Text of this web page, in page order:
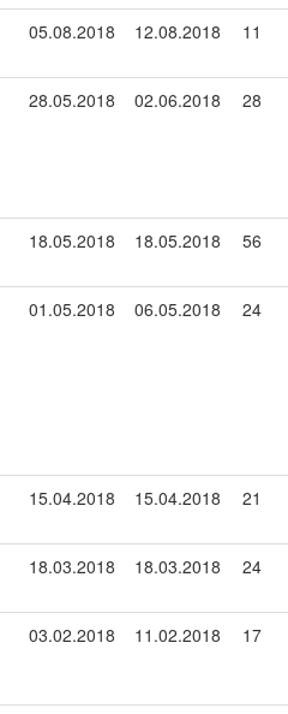
05.08.2018 12.08.2018 11
28.05.2018 02.06.2018 28
18.05.2018 18.05.2018 56
01.05.2018 06.05.2018 24
15.04.2018 15.04.2018 21
18.03.2018 18.03.2018 24
03.02.2018 11.02.2018 17